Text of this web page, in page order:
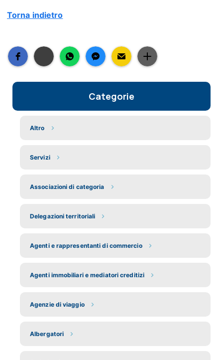
Torna indietro
Categorie
Altro
Servizi
Associazioni di categoria
Delegazioni territoriali
Agenti e rappresentanti di commercio
Agenti immobiliari e mediatori creditizi
Agenzie di viaggio
Albergatori